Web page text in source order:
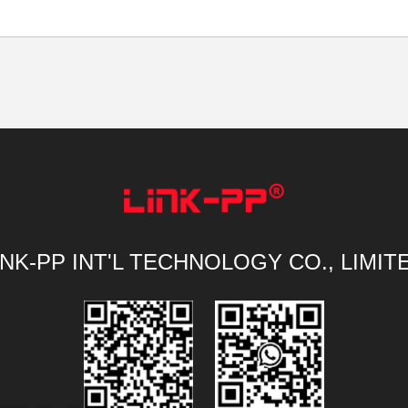
PP INT'L TECHNOLOGY CO.,